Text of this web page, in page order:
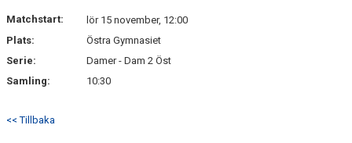
Matchstart:
lör 15 november, 12:00
Plats:
Östra Gymnasiet
Serie:
Damer - Dam 2 Öst
Samling:
10:30
<< Tillbaka